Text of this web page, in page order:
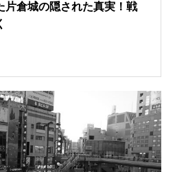
片倉城の隠された真実！戦